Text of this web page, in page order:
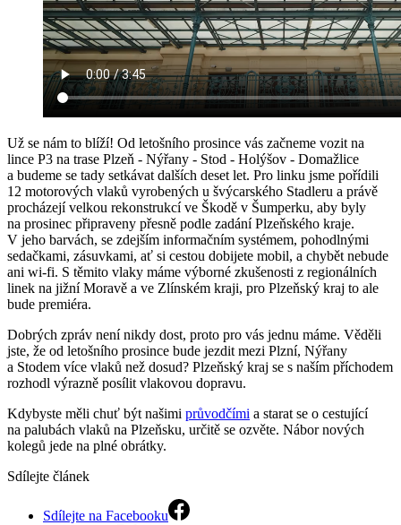
Už se nám to blíží! Od letošního prosince vás začneme vozit na
lince P3 na trase Plzeň - Nýřany - Stod - Holýšov - Domažlice
a budeme se tady setkávat dalších deset let. Pro linku jsme pořídili
12 motorových vlaků vyrobených u švýcarského Stadleru a právě
procházejí velkou rekonstrukcí ve Škodě v Šumperku, aby byly
na prosinec připraveny přesně podle zadání Plzeňského kraje.
V jeho barvách, se zdejším informačním systémem, pohodlnými
sedačkami, zásuvkami, ať si cestou dobijete mobil, a chybět nebude
ani wi-fi. S těmito vlaky máme výborné zkušenosti z regionálních
linek na jižní Moravě a ve Zlínském kraji, pro Plzeňský kraj to ale
bude premiéra.
Dobrých zpráv není nikdy dost, proto pro vás jednu máme. Věděli
jste, že od letošního prosince bude jezdit mezi Plzní, Nýřany
a Stodem více vlaků než dosud? Plzeňský kraj se s naším příchodem
rozhodl výrazně posílit vlakovou dopravu.
Kdybyste měli chuť být našimi průvodčími a starat se o cestující
na palubách vlaků na Plzeňsku, určitě se ozvěte. Nábor nových
kolegů jede na plné obrátky.
Sdílejte článek
Sdílejte na Facebooku